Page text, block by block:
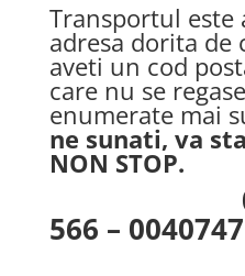
Transportul este
adresa dorita de
aveti un cod
care nu se
enumerate mai
ne sunati, va
NON STOP.
566 –